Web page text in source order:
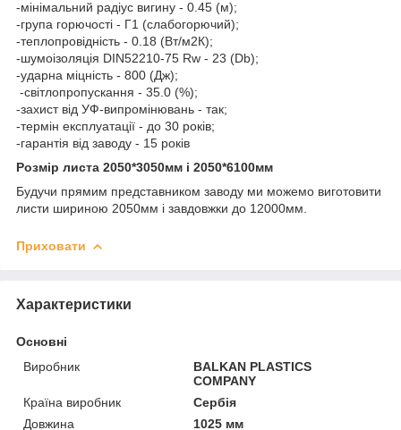
-мінімальний радіус вигину - 0.45 (м);
-група горючості - Г1 (слабогорючий);
-теплопровідність - 0.18 (Вт/м2К);
-шумоізоляція DIN52210-75 Rw - 23 (Db);
-ударна міцність - 800 (Дж);
-світлопропускання - 35.0 (%);
-захист від УФ-випромінювань - так;
-термін експлуатації - до 30 років;
-гарантія від заводу - 15 років
Розмір листа 2050*3050мм і 2050*6100мм
Будучи прямим представником заводу ми можемо виготовити
листи шириною 2050мм і завдовжки до 12000мм.
Приховати
Характеристики
Основні
Виробник
BALKAN PLASTICS
COMPANY
Країна виробник
Сербія
Довжина
1025 мм